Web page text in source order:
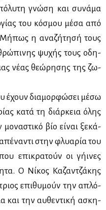
γνώ­ση και συ­νά­μα
του κό­σμου μέ­σα από
Μή­πως η ανα­ζή­τη­σή τους
ψυ­χής τους οδη­
νέ­ας θε­ώ­ρη­σης της ζω­
έχουν δια­μορ­φώ­σει μέ­σω
κα­τά τη διάρ­κεια όλης
μο­να­στι­κό βίο εί­ναι ξε­κά­
στην φλυα­ρία του
επι­κρα­τούν οι γή­ι­νες
Ο Νί­κος Κα­ζαν­τζά­κης
επι­θυ­μούν την απλό­
και την αυ­θε­ντι­κή ασκη­